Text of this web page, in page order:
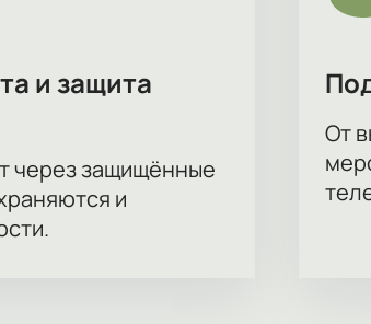
выбрать места для коллектива.
и защита
через защищённые
и
От